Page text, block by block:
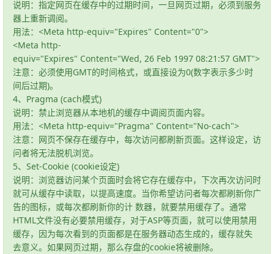
说明：指定网页在缓存中的过期时间，一旦网页过期，必须到服务
器上重新调阅。
用法：<Meta http-equiv="Expires" Content="0">
<Meta http-
equiv="Expires" Content="Wed, 26 Feb 1997 08:21:57 GMT">
注意：必须使用GMT的时间格式，或直接设为0(数字表示多少时
间后过期)。
4、Pragma (cach模式)
说明：禁止浏览器从本地机的缓存中调阅页面内容。
用法：<Meta http-equiv="Pragma" Content="No-cach">
注意：网页不保存在缓存中，每次访问都刷新页面。这样设定，访
问者将无法脱机浏览。
5、Set-Cookie (cookie设定)
说明：浏览器访问某个页面时会将它存在缓存中，下次再次访问时
就可从缓存中读取，以提高速度。当你希望访问者每次都刷新你广
告的图标，或每次都刷新你的计 数器，就要禁用缓存了。通常
HTML文件没有必要禁用缓存，对于ASP等页面，就可以使用禁用
缓存，因为每次看到的页面都是在服务器动态生成的，缓存就失
去意义。如果网页过期，那么存盘的cookie将被删除。